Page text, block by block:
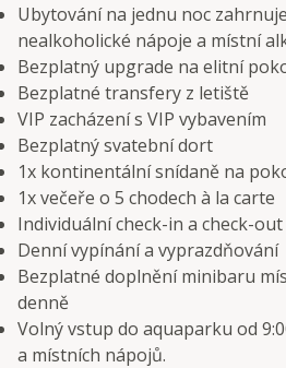
Ubytování na jednu noc
nealkoholické nápoje a místní
Bezplatný upgrade na elitní
Bezplatné transfery z letiště
VIP zacházení s VIP vybavením
Bezplatný svatební dort
1x kontinentální snídaně na
1x večeře o 5 chodech à la carte
Individuální check-in a check-out
Denní vypínání a vyprazdňování
Bezplatné doplnění minibaru
denně
Volný vstup do aquaparku od
a místních nápojů.